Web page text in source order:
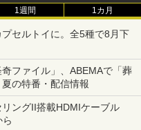
1週間 1カ月
セルトイに。全5種で8月下
ファイル」、ABEMAで「葬
の特番・配信情報
ングII搭載HDMIケーブル
ら